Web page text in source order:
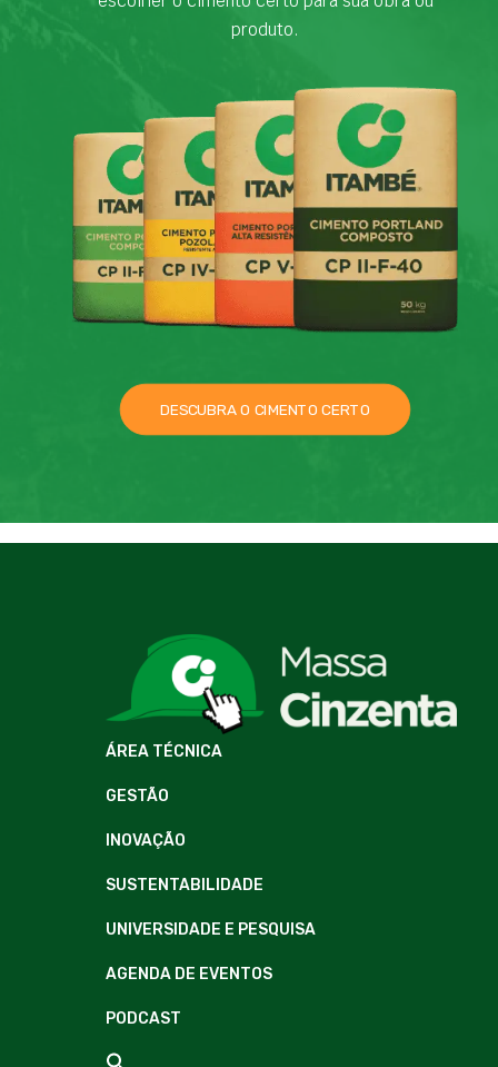
produto.
DESCUBRA O CIMENTO CERTO
ÁREA TÉCNICA
GESTÃO
INOVAÇÃO
SUSTENTABILIDADE
UNIVERSIDADE E PESQUISA
AGENDA DE EVENTOS
PODCAST